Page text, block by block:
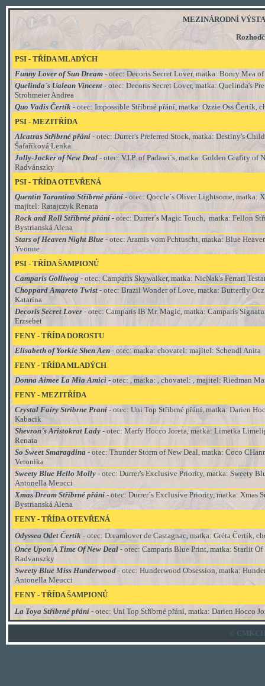
MEZINÁRODNÍ
R
PSI - TŘÍDA MLADÝCH
Funny Lover of Sun Dream - otec: Decoris Secret Lover, matka: Bonry Mea
Quelinda´s Ualean Vincent - otec: Decoris Secret Lover, matka: Quelinda's
Strohmeier Andrea
Quo Vadis Čertík - otec: Impossible Stříbrné přání, matka: Ozzie Oss
PSI - MEZITŘÍDA
Alcatras Stříbrné přání- otec: Durrer's Preferred Stock, matka: Destiny's
Šafaříková Lenka
Jolly-Jocker of New Deal - otec: V.I.P. of Padawi´s, matka: Golden Grafity
Radvánszky
PSI - TŘÍDAOTEVŘENÁ
Quentin Tarantino Stříbrné přání-otec: Qoccle´s Oliver Lightsome, matka:
majitel: Ratajczyk Renata
Rock and Roll Stříbrné přání - otec: Durrer´s Magic Touch, matka: Fellon
Bystrianská Alena
Stars of Heaven Night Blue - otec: Aramis vom Pchtuscht, matka: Blue
Yvonne
PSI - TŘÍDAŠAMPIONŮ
Camparis Golliwog - otec: Camparis Skywalker, matka: NicNak's Ferrari
Choppard Amareto Twist - otec: Brazil Wonder of Love, matka: Butterfly
Katarína
Decoris Secret Lover - otec: Camparis IB Mr. Magic, matka: Camparis
Erzsebet
FENY - TŘÍDADOROSTU
Elisabeth of Yorkie Shen Aen - otec: matka: chovatel: majitel: Schendl Anita
FENY - TŘÍDA MLADÝCH
Donna Aimee La Mia Amici - otec: , matka: , chovatel: , majitel: Riedman
FENY - MEZITŘÍDA
Crystal Fairy Stribrne Prani - otec: Uni Top Stříbrné přání, matka: Darien
Kabacik
Shevron´s Aristokrat Lady - otec: Marfy Hocco Joreta, matka: Limetka
Renata
So Sweet Smaragdina - otec: Thunder Storm of New Deal, matka: Coco
Veronika
Sweety Blue Hello Molly - otec: Durrer's Exclusive Priority, matka: Sweety
Antonella Meucci
Xmas Dream Stříbrné přání- otec: Durrer´s Exclusive Priority, matka: Xmas
Bystrianská Alena
FENY - TŘÍDAOTEVŘENÁ
Odyssea Odet Čertík - otec: Dreamlover de Castagnac, matka: Gréta Čertík,
Once Upon A Time Of New Deal - otec: Camparis Blue Print, matka: Starlit
Radvanszky
Sweety Blue Miss Hunderwood - otec: Hunderwood Obsession, matka:
Antonella Meucci
FENY - TŘÍDA ŠAMPIONŮ
La Toya Stříbrné přání- otec: Uni Top Stříbrné přání, matka: Darien Hocco
©